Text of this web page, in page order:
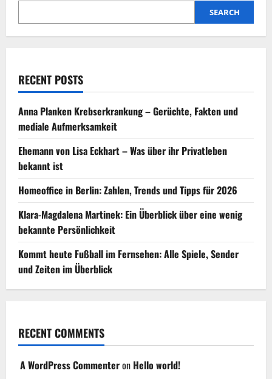
SEARCH
RECENT POSTS
Anna Planken Krebserkrankung – Gerüchte, Fakten und
mediale Aufmerksamkeit
Ehemann von Lisa Eckhart – Was über ihr Privatleben
bekannt ist
Homeoffice in Berlin: Zahlen, Trends und Tipps für 2026
Klara-Magdalena Martinek: Ein Überblick über eine wenig
bekannte Persönlichkeit
Kommt heute Fußball im Fernsehen: Alle Spiele, Sender
und Zeiten im Überblick
RECENT COMMENTS
A WordPress Commenteron Hello world!